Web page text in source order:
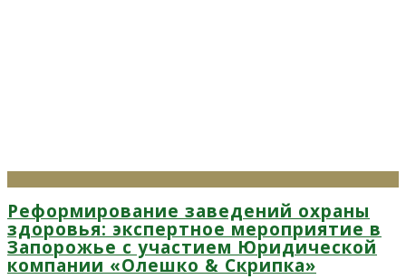
Реформирование заведений охраны
здоровья: экспертное мероприятие в
Запорожье с участием Юридической
компании «Олешко & Скрипка»